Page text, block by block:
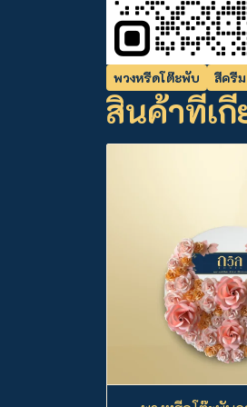
พวงหรีดโต๊ะพับ สีครีม
สินค้าที่เกี่